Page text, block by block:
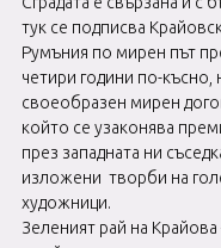
тук се подписва
Румъния по мирен път
четири години по-
своеобразен мирен
който се узаконява
през западната ни
изложени творби на
художници.
Зеленият рай на Крайова